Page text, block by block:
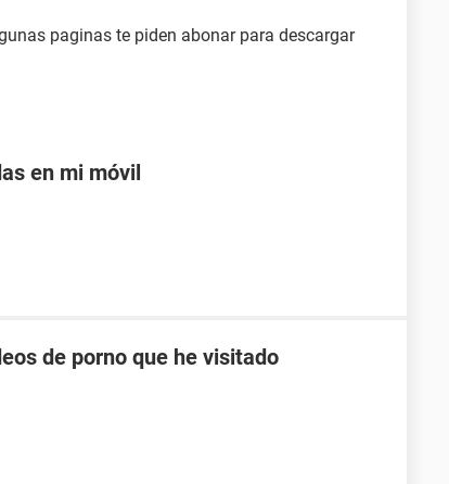
paginas te piden abonar para descargar
en mi móvil
de porno que he visitado